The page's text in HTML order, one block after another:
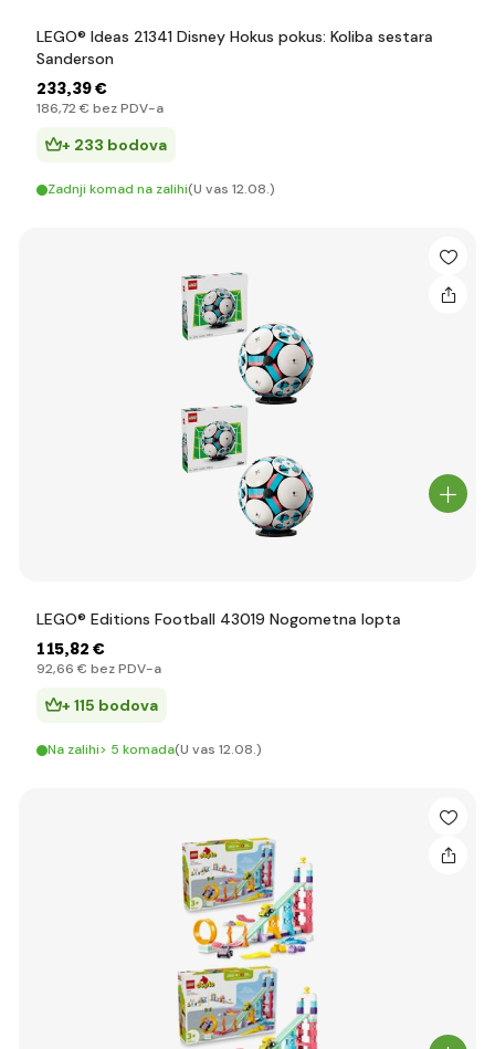
LEGO® Ideas 21341 Disney Hokus pokus: Koliba sestara
Sanderson
233,39 €
186,72 € bez PDV-a
+ 233 bodova
Zadnji komad na zalihi(U vas 12.08.)
LEGO® Editions Football 43019 Nogometna lopta
115,82 €
92,66 € bez PDV-a
+ 115 bodova
Na zalihi> 5 komada(U vas 12.08.)